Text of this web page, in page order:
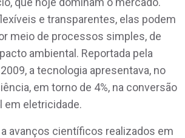
e transparentes, elas podem
meio de processos simples, de
ambiental. Reportada pela
a tecnologia apresentava, no
em torno de 4%, na conversão
em eletricidade.
avanços científicos realizados em